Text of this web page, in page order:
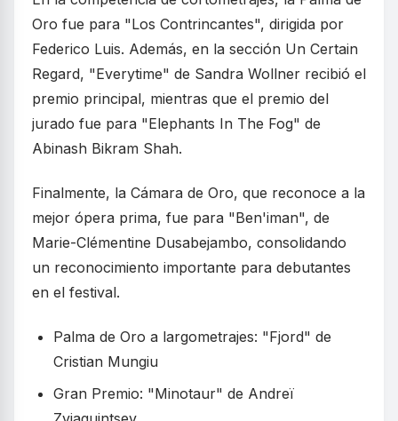
Oro fue para "Los Contrincantes", dirigida por
Federico Luis. Además, en la sección Un Certain
Regard, "Everytime" de Sandra Wollner recibió el
premio principal, mientras que el premio del
jurado fue para "Elephants In The Fog" de
Abinash Bikram Shah.
Finalmente, la Cámara de Oro, que reconoce a la
mejor ópera prima, fue para "Ben'iman", de
Marie-Clémentine Dusabejambo, consolidando
un reconocimiento importante para debutantes
en el festival.
Palma de Oro a largometrajes: "Fjord" de
Cristian Mungiu
Gran Premio: "Minotaur" de Andreï